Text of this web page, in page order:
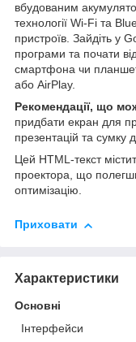
вбудованим
технології Wi-Fi та
пристроїв. Зайдіть у
програми та почати
смартфона чи
або AirPlay.
Рекомендації, що
придбати екран для
презентацій та сумку
Цей HTML-текст
проектора, що
оптимізацію.
Приховати
Характеристики
Основні
Інтерфейси